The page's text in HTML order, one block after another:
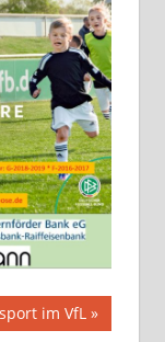
im VfL